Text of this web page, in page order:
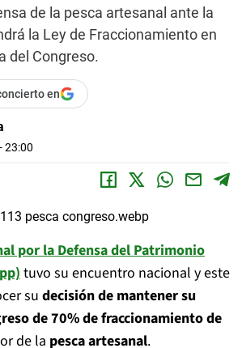
de la pesca artesanal ante la
la Ley de Fraccionamiento en
del Congreso.
en
23:00
por la Defensa del Patrimonio
tuvo su encuentro nacional y este
su decisión de mantener su
de 70% de fraccionamiento de
de la pesca artesanal.